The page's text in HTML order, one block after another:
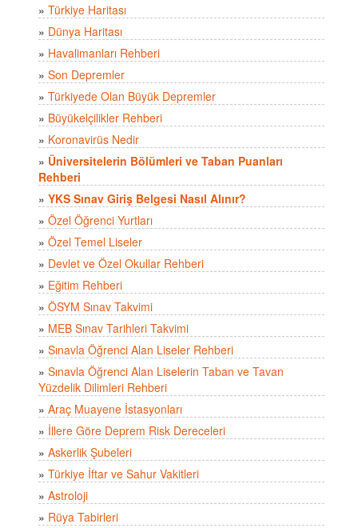
» Türkiye Haritası
» Dünya Haritası
» Havalimanları Rehberi
» Son Depremler
» Türkiyede Olan Büyük Depremler
» Büyükelçilikler Rehberi
» Koronavirüs Nedir
» Üniversitelerin Bölümleri ve Taban Puanları
Rehberi
» YKS Sınav Giriş Belgesi Nasıl Alınır?
» Özel Öğrenci Yurtları
» Özel Temel Liseler
» Devlet ve Özel Okullar Rehberi
» Eğitim Rehberi
» ÖSYM Sınav Takvimi
» MEB Sınav Tarihleri Takvimi
» Sınavla Öğrenci Alan Liseler Rehberi
» Sınavla Öğrenci Alan Liselerin Taban ve Tavan
Yüzdelik Dilimleri Rehberi
» Araç Muayene İstasyonları
» İllere Göre Deprem Risk Dereceleri
» Askerlik Şubeleri
» Türkiye İftar ve Sahur Vakitleri
» Astroloji
» Rüya Tabirleri